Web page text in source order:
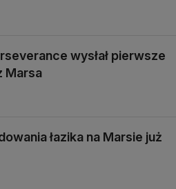
wysłał pierwsze
Marsa
łazika na Marsie już